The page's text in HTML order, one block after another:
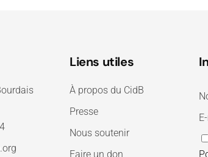
Liens utiles
À propos du CidB
Presse
Nous soutenir
Faire un don